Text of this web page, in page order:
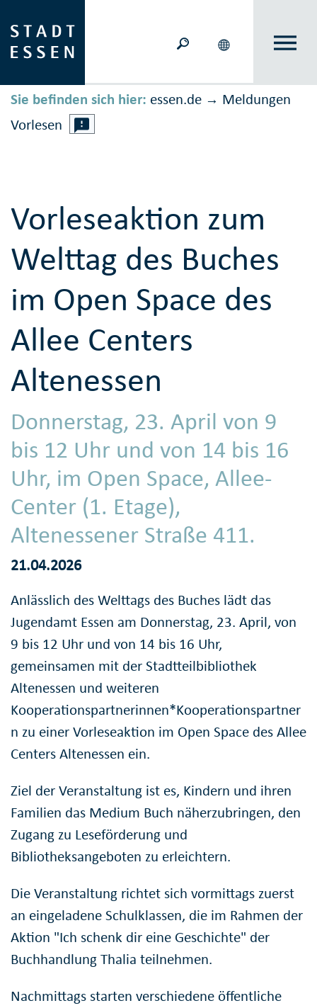
Sie befinden sich hier: essen.de → Meldungen
Vorlesen
Vorleseaktion zum
Welttag des Buches
im Open Space des
Allee Centers
Altenessen
Donnerstag, 23. April von 9
bis 12 Uhr und von 14 bis 16
Uhr, im Open Space, Allee-
Center (1. Etage),
Altenessener Straße 411.
21.04.2026
Anlässlich des Welttags des Buches lädt das
Jugendamt Essen am Donnerstag, 23. April, von
9 bis 12 Uhr und von 14 bis 16 Uhr,
gemeinsamen mit der Stadtteilbibliothek
Altenessen und weiteren
Kooperationspartnerinnen*Kooperationspartner
n zu einer Vorleseaktion im Open Space des Allee
Centers Altenessen ein.
Ziel der Veranstaltung ist es, Kindern und ihren
Familien das Medium Buch näherzubringen, den
Zugang zu Leseförderung und
Bibliotheksangeboten zu erleichtern.
Die Veranstaltung richtet sich vormittags zuerst
an eingeladene Schulklassen, die im Rahmen der
Aktion "Ich schenk dir eine Geschichte" der
Buchhandlung Thalia teilnehmen.
Nachmittags starten verschiedene öffentliche